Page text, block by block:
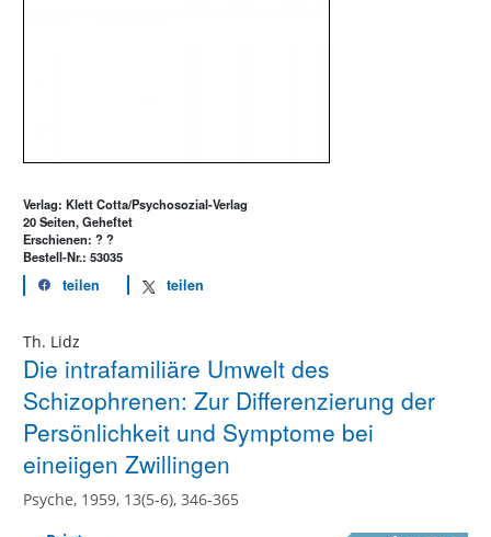
Verlag: Klett Cotta/Psychosozial-Verlag
20 Seiten, Geheftet
Erschienen: ? ?
Bestell-Nr.: 53035
teilen teilen
Th. Lidz
Die intrafamiliäre Umwelt des
Schizophrenen: Zur Differenzierung der
Persönlichkeit und Symptome bei
eineiigen Zwillingen
Psyche, 1959, 13(5-6), 346-365